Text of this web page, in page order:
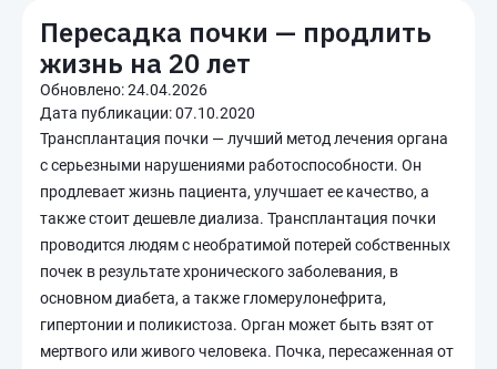
Пересадка почки — продлить
жизнь на 20 лет
Обновлено:24.04.2026
Дата публикации:07.10.2020
Трансплантация почки — лучший метод лечения органа
с серьезными нарушениями работоспособности. Он
продлевает жизнь пациента, улучшает ее качество, а
также стоит дешевле диализа. Трансплантация почки
проводится людям с необратимой потерей собственных
почек в результате хронического заболевания, в
основном диабета, а также гломерулонефрита,
гипертонии и поликистоза. Орган может быть взят от
мертвого или живого человека. Почка, пересаженная от